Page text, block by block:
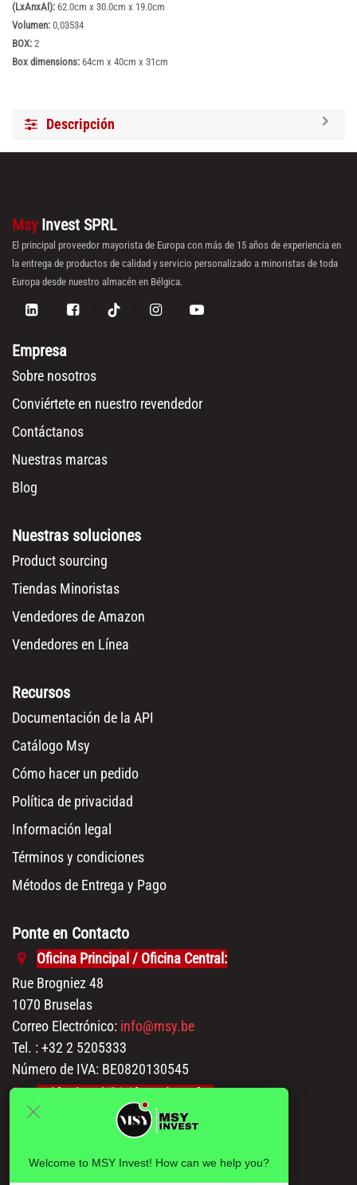
(LxAnxAl): 62.0cm x 30.0cm x 19.0cm
Volumen: 0,03534
BOX: 2
Box dimensions: 64cm x 40cm x 31cm
Descripción
Msy Invest SPRL
El principal proveedor mayorista de Europa con más de 15 años de experiencia en
la entrega de productos de calidad y servicio personalizado a minoristas de toda
Europa desde nuestro almacén en Bélgica.
Empresa
Sobre nosotros
Conviértete en nuestro revendedor
Contáctanos
Nuestras marcas
Blog
Nuestras soluciones
Product sourcing
Tiendas Minoristas
Vendedores de Amazon
Vendedores en Línea
Recursos
Documentación de la API
Catálogo Msy
Cómo hacer un pedido
Política de privacidad
Información legal
Términos y condiciones
Métodos de Entrega y Pago
Ponte en Contacto
Oficina Principal / Oficina Central:
Rue Brogniez 48
1070 Bruselas
Correo Electrónico: info@msy.be
Tel. : +32 2 5205333
Número de IVA: BE0820130545
Polder 3, 2840 Terhagen(Rumst)
Welcome to MSY Invest! How can we help you?